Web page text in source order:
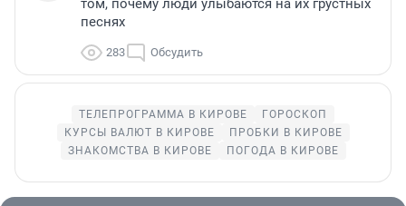
том, почему люди улыбаются на их грустных
песнях
283 Обсудить
ТЕЛЕПРОГРАММА В КИРОВЕ
ГОРОСКОП
КУРСЫ ВАЛЮТ В КИРОВЕ
ПРОБКИ В КИРОВЕ
ЗНАКОМСТВА В КИРОВЕ
ПОГОДА В КИРОВЕ